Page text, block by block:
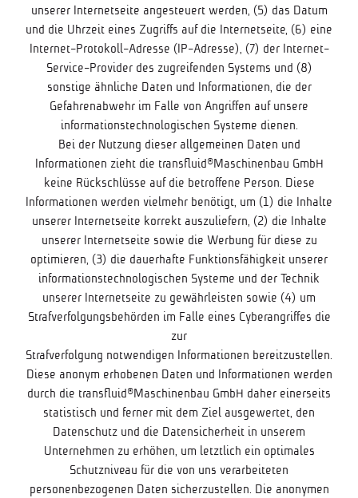
unserer Internetseite angesteuert werden, (5) das Datum
und die Uhrzeit eines Zugriffs auf die Internetseite, (6) eine
Internet-Protokoll-Adresse (IP-Adresse), (7) der Internet-
Service-Provider des zugreifenden Systems und (8)
sonstige ähnliche Daten und Informationen, die der
Gefahrenabwehr im Falle von Angriffen auf unsere
informationstechnologischen Systeme dienen.
Bei der Nutzung dieser allgemeinen Daten und
Informationen zieht die transfluid®Maschinenbau GmbH
keine Rückschlüsse auf die betroffene Person. Diese
Informationen werden vielmehr benötigt, um (1) die Inhalte
unserer Internetseite korrekt auszuliefern, (2) die Inhalte
unserer Internetseite sowie die Werbung für diese zu
optimieren, (3) die dauerhafte Funktionsfähigkeit unserer
informationstechnologischen Systeme und der Technik
unserer Internetseite zu gewährleisten sowie (4) um
Strafverfolgungsbehörden im Falle eines Cyberangriffes die
zur
Strafverfolgung notwendigen Informationen bereitzustellen.
Diese anonym erhobenen Daten und Informationen werden
durch die transfluid®Maschinenbau GmbH daher einerseits
statistisch und ferner mit dem Ziel ausgewertet, den
Datenschutz und die Datensicherheit in unserem
Unternehmen zu erhöhen, um letztlich ein optimales
Schutzniveau für die von uns verarbeiteten
personenbezogenen Daten sicherzustellen. Die anonymen